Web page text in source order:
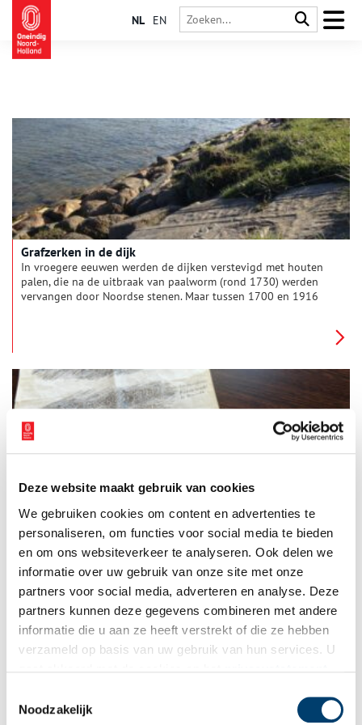
Deze website maakt gebruik van cookies
We gebruiken cookies om content en advertenties te
personaliseren, om functies voor social media te bieden
en om ons websiteverkeer te analyseren. Ook delen we
informatie over uw gebruik van onze site met onze
partners voor social media, adverteren en analyse. Deze
partners kunnen deze gegevens combineren met andere
informatie die u aan ze heeft verstrekt of die ze hebben
verzameld op basis van uw gebruik van hun services. U
Noodzakelijk
NL EN
Grafzerken in de dijk
In vroegere eeuwen werden de dijken verstevigd met houten
palen, die na de uitbraak van paalworm (rond 1730) werden
vervangen door Noordse stenen. Maar tussen 1700 en 1916
grafzerken. En die vinden we dus nu terug in de dijk.”
Elke maand plaatst het Regionaal Archief Alkmaar een
bijzonder archiefstuk uit de collectie in de schijnwerpers. Deze
keer: een steen uit Egmond van ruim duizend jaar oud – of
toch niet? Het Regionaal Archief bewaart vooral papieren en
tegenwoordig ook digitale documenten. Maar tussen de oude
papieren in de depots bevindt zich ook een doosje met een
steen. Op de steen staat een inscriptie die verwijst naar de
heilige Adelbert, aan wie de Abdij van Egmond is gewijd, en
het jaartal 924. Is de steen echt meer dan duizend jaar oud?
2 min